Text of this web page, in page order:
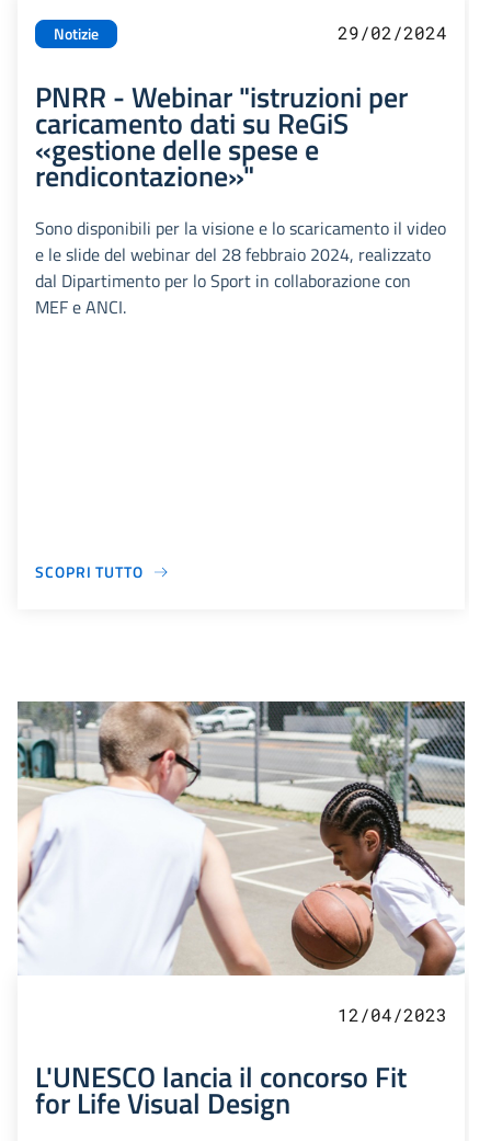
Notizie 29/02/2024
PNRR - Webinar "istruzioni per
caricamento dati su ReGiS
«gestione delle spese e
rendicontazione»"
Sono disponibili per la visione e lo scaricamento il video
e le slide del webinar del 28 febbraio 2024, realizzato
dal Dipartimento per lo Sport in collaborazione con
MEF e ANCI.
SCOPRI TUTTO
12/04/2023
L'UNESCO lancia il concorso Fit
for Life Visual Design